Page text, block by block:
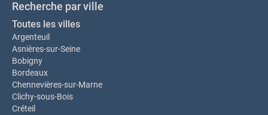
Recherche par ville
Toutes les villes
Argenteuil
Asnières-sur-Seine
Bobigny
Bordeaux
Chennevières-sur-Marne
Clichy-sous-Bois
Créteil